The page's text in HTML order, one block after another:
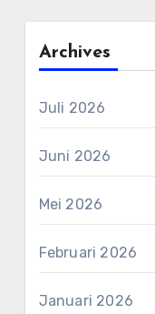
Archives
Juli 2026
Juni 2026
Mei 2026
Februari 2026
Januari 2026